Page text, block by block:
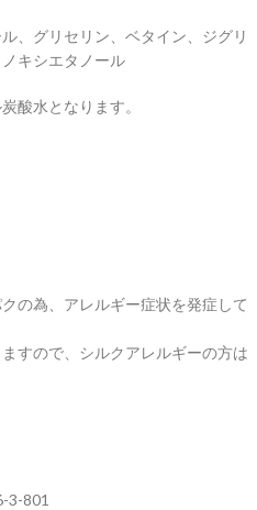
、グリセリン、ベタイン、ジグリ
キシエタノール
酸水となります。
の為、アレルギー症状を発症して
すので、シルクアレルギーの方は
3-801